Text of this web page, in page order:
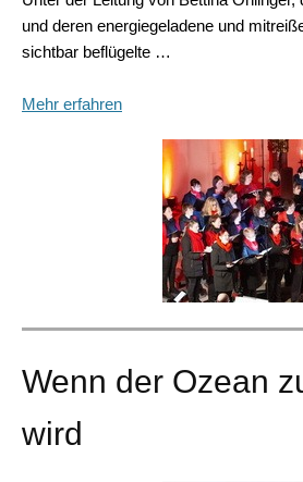
und deren energiegeladene und
sichtbar beflügelte …
Mehr erfahren
Wenn der Ozean
wird